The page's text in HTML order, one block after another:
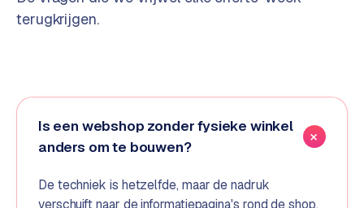
e
n
o
c
terugkrijgen.
Is een webshop zonder fysieke winkel
anders om te bouwen?
De techniek is hetzelfde, maar de nadruk
verschuift naar de informatiepagina's rond de shop.